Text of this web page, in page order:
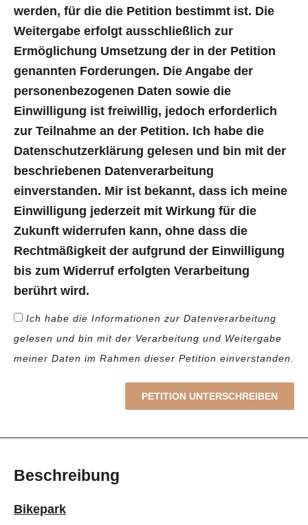
Beschreibung
Bikepark
werden, für die die Petition bestimmt ist. Die
Weitergabe erfolgt ausschließlich zur
Ermöglichung Umsetzung der in der Petition
genannten Forderungen. Die Angabe der
personenbezogenen Daten sowie die
Einwilligung ist freiwillig, jedoch erforderlich
zur Teilnahme an der Petition. Ich habe die
Datenschutzerklärung gelesen und bin mit der
beschriebenen Datenverarbeitung
einverstanden. Mir ist bekannt, dass ich meine
Einwilligung jederzeit mit Wirkung für die
Zukunft widerrufen kann, ohne dass die
Rechtmäßigkeit der aufgrund der Einwilligung
bis zum Widerruf erfolgten Verarbeitung
berührt wird.
Ich habe die Informationen zur Datenverarbeitung
gelesen und bin mit der Verarbeitung und Weitergabe
meiner Daten im Rahmen dieser Petition einverstanden.
PETITION UNTERSCHREIBEN